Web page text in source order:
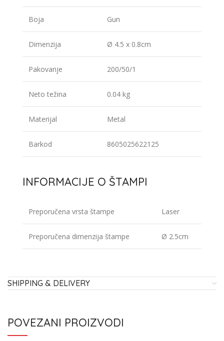
Boja Gun
Dimenzija Ø 4.5 x 0.8cm
Pakovanje 200/50/1
Neto težina 0.04 kg
Materijal Metal
Barkod 8605025622125
INFORMACIJE O ŠTAMPI
Preporučena vrsta štampe Laser
Preporučena dimenzija štampe Ø 2.5cm
SHIPPING & DELIVERY
POVEZANI PROIZVODI